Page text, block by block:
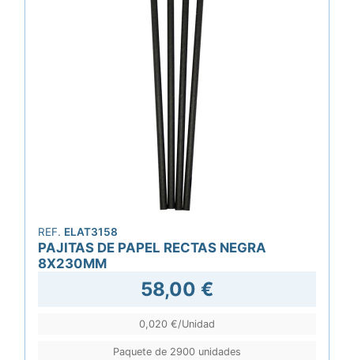
REF. ELAT3158
PAJITAS DE PAPEL RECTAS NEGRA
8X230MM
58,00 €
0,020 €/Unidad
Paquete de 2900 unidades